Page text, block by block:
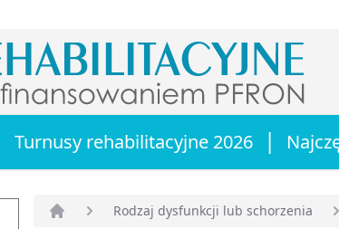
Turnusy rehabilitacyjne 2026 |
Rodzaj dysfunkcji lub schorzenia